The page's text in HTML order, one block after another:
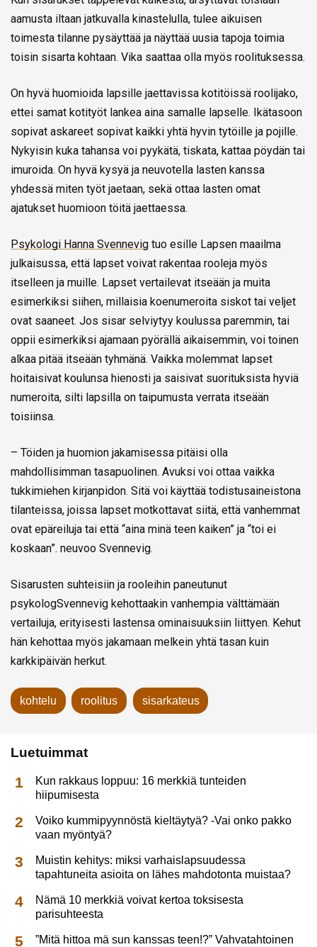
aamusta iltaan jatkuvalla kinastelulla, tulee aikuisen
toimesta tilanne pysäyttää ja näyttää uusia tapoja toimia
toisin sisarta kohtaan. Vika saattaa olla myös roolituksessa.
On hyvä huomioida lapsille jaettavissa kotitöissä roolijako,
ettei samat kotityöt lankea aina samalle lapselle. Ikätasoon
sopivat askareet sopivat kaikki yhtä hyvin tytöille ja pojille.
Nykyisin kuka tahansa voi pyykätä, tiskata, kattaa pöydän tai
imuroida. On hyvä kysyä ja neuvotella lasten kanssa
yhdessä miten työt jaetaan, sekä ottaa lasten omat
ajatukset huomioon töitä jaettaessa.
Psykologi Hanna Svennevig tuo esille Lapsen maailma
julkaisussa, että lapset voivat rakentaa rooleja myös
itselleen ja muille. Lapset vertailevat itseään ja muita
esimerkiksi siihen, millaisia koenumeroita siskot tai veljet
ovat saaneet. Jos sisar selviytyy koulussa paremmin, tai
oppii esimerkiksi ajamaan pyörällä aikaisemmin, voi toinen
alkaa pitää itseään tyhmänä. Vaikka molemmat lapset
hoitaisivat koulunsa hienosti ja saisivat suorituksista hyviä
numeroita, silti lapsilla on taipumusta verrata itseään
toisiinsa.
– Töiden ja huomion jakamisessa pitäisi olla
mahdollisimman tasapuolinen. Avuksi voi ottaa vaikka
tukkimiehen kirjanpidon. Sitä voi käyttää todistusaineistona
tilanteissa, joissa lapset motkottavat siitä, että vanhemmat
ovat epäreiluja tai että “aina minä teen kaiken” ja “toi ei
koskaan”. neuvoo Svennevig.
Sisarusten suhteisiin ja rooleihin paneutunut
psykologSvennevig kehottaakin vanhempia välttämään
vertailuja, erityisesti lastensa ominaisuuksiin liittyen. Kehut
hän kehottaa myös jakamaan melkein yhtä tasan kuin
karkkipäivän herkut.
kohtelu roolitus sisarkateus
Luetuimmat
Kun rakkaus loppuu: 16 merkkiä tunteiden
hiipumisesta
Voiko kummipyynnöstä kieltäytyä? -Vai onko pakko
vaan myöntyä?
Muistin kehitys: miksi varhaislapsuudessa
tapahtuneita asioita on lähes mahdotonta muistaa?
Nämä 10 merkkiä voivat kertoa toksisesta
parisuhteesta
”Mitä hittoa mä sun kanssas teen!?” Vahvatahtoinen